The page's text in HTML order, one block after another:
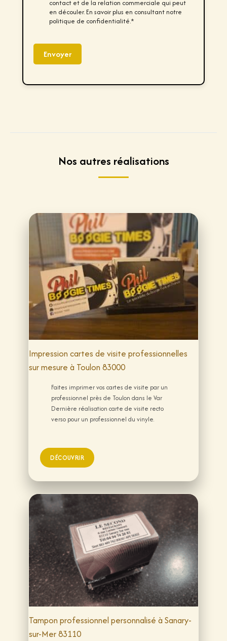
e
*
contact et de la relation commerciale qui peut
en découler. En savoir plus en consultant notre
politique de confidentialité.*
Envoyer
Nos autres réalisations
Impression cartes de visite professionnelles
sur mesure à Toulon 83000
Faites imprimer vos cartes de visite par un
professionnel près de Toulon dans le Var
Dernière réalisation carte de visite recto
verso pour un professionnel du vinyle.
Tampon professionnel personnalisé à Sanary-
sur-Mer 83110